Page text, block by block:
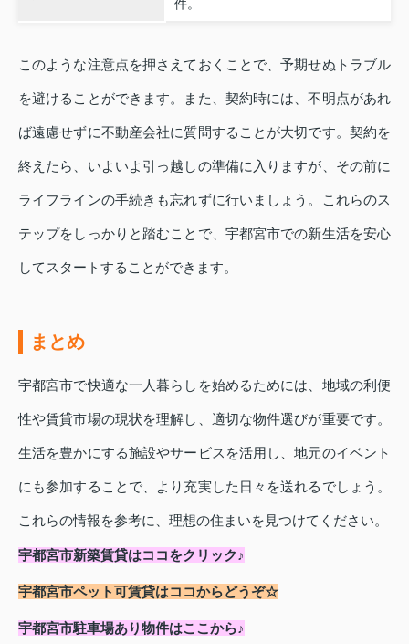
件。
このような注意点を押さえておくことで、予期せぬトラブル
を避けることができます。また、契約時には、不明点があれ
ば遠慮せずに不動産会社に質問することが大切です。契約を
終えたら、いよいよ引っ越しの準備に入りますが、その前に
ライフラインの手続きも忘れずに行いましょう。これらのス
テップをしっかりと踏むことで、宇都宮市での新生活を安心
してスタートすることができます。
まとめ
宇都宮市で快適な一人暮らしを始めるためには、地域の利便
性や賃貸市場の現状を理解し、適切な物件選びが重要です。
生活を豊かにする施設やサービスを活用し、地元のイベント
にも参加することで、より充実した日々を送れるでしょう。
これらの情報を参考に、理想の住まいを見つけてください。
宇都宮市新築賃貸はココをクリック♪
宇都宮市ペット可賃貸はココからどうぞ☆
宇都宮市駐車場あり物件はここから♪